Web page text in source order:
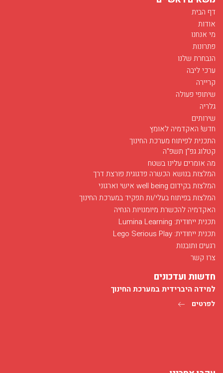
דף הבית
אודות
מי אנחנו
פתרונות
הנבחרת שלנו
ערכי ליבה
קריירה
שיתופי פעולה
גלריה
שירותים
חדש! האקדמיה לאומץ
התכנית לפיתוח מערכת החינוך
קטלוג גפ"ן תשפ"ה
מה אומרים עלינו בשטח
המלצות בנושא הכשרה פדגוגית פורצת דרך
המלצות בקידום well being אישי וארגוני
המלצות בפיתוח בעלי/ות תפקיד במערכת החינוך
האקדמיה להכשרת מיומנויות הנחיה
תכנית ייחודית: Lumina Learning
תכנית ייחודית: Lego Serious Play
רגעים ותובנות
צרו קשר
חדשות ועדכונים
חודש מאי בסימן רפואה
03/12/2017
חודש מאי בפלג מוקדש לפרויקט הנחיה של מועמדים ללימודי רפואה...
למידה היברידית במערכת החינוך
לפרטים